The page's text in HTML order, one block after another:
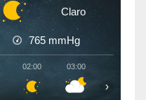
Claro
765 mmHg
02:00 03:00
›